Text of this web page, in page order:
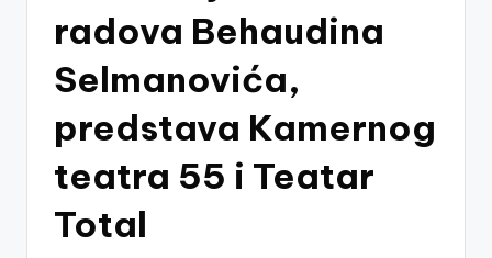
radova Behaudina
Selmanovića,
predstava Kamernog
teatra 55 i Teatar
Total